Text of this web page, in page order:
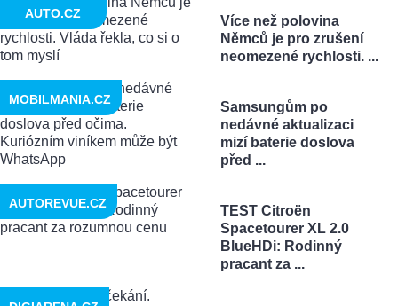
Více než polovina
Němců je pro zrušení
neomezené rychlosti. ...
AUTO.CZ
Samsungům po
nedávné aktualizaci
mizí baterie doslova
před ...
MOBILMANIA.CZ
TEST Citroën
Spacetourer XL 2.0
BlueHDi: Rodinný
pracant za ...
AUTOREVUE.CZ